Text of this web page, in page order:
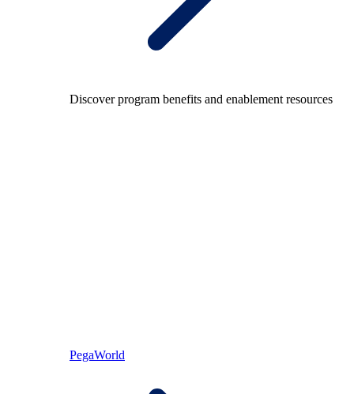
Discover program benefits and enablement resources
PegaWorld